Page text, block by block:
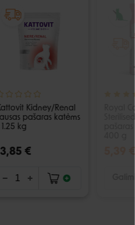
Kidney/Renal
pašaras katėms
1.25 kg
€
Royal
5,39 €